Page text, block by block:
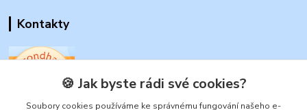
Kontakty
🍪 Jak byste rádi své cookies?
Soubory cookies používáme ke správnému fungování našeho e-